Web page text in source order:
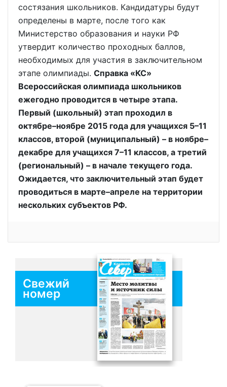
состязания школьников. Кандидатуры будут
определены в марте, после того как
Министерство образования и науки РФ
утвердит количество проходных баллов,
необходимых для участия в заключительном
этапе олимпиады. Справка «КС»
Всероссийская олимпиада школьников
ежегодно проводится в четыре этапа.
Первый (школьный) этап проходил в
октябре–ноябре 2015 года для учащихся 5–11
классов, второй (муниципальный) – в ноябре–
декабре для учащихся 7–11 классов, а третий
(региональный) – в начале текущего года.
Ожидается, что заключительный этап будет
проводиться в марте–апреле на территории
нескольких субъектов РФ.
Свежий
номер